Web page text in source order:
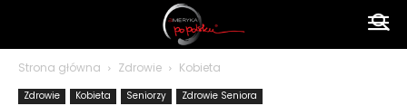
Strona główna Zdrowie Kobieta
Zdrowie Kobieta Seniorzy Zdrowie Seniora